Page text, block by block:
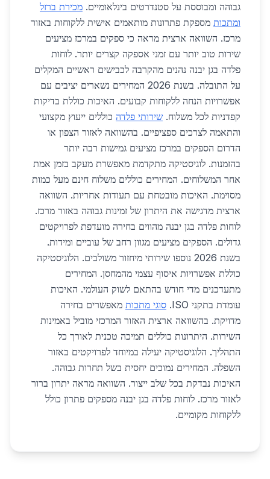
גבוהה ומבוססת על סטנדרטים בינלאומיים. מכירת ברזל
ומתכות מספקת פתרונות מותאמים אישית ללקוחות באזור
מרכז. השוואה ארצית מראה כי ספקים במרכז מציעים
שירות טוב יותר עם זמני אספקה קצרים יותר. לוחות
פלדה בגן יבנה נהנים מהקרבה לכבישים ראשיים המקלים
על התובלה. בשנת 2026 המחירים נשארים יציבים עם
אפשרויות הנחה ללקוחות קבועים. האיכות כוללת בדיקות
קפדניות לכל משלוח. שירותי פלדה כוללים ייעוץ מקצועי
והתאמה לצרכים ספציפיים. בהשוואה לאזור הצפון או
הדרום הספקים במרכז מציעים גמישות רבה יותר
בהזמנות. לוגיסטיקה מתקדמת מאפשרת מעקב בזמן אמת
אחר המשלוחים. המחירים כוללים משלוח חינם מעל כמות
מסוימת. האיכות מובטחת עם תעודות אחריות. השוואה
ארצית מדגישה את היתרון של זמינות גבוהה באזור מרכז.
לוחות פלדה בגן יבנה מהווים בחירה מועדפת לפרויקטים
גדולים. הספקים מציעים מגוון רחב של עוביים ומידות.
בשנת 2026 נוספו שירותי מיחזור משולבים. הלוגיסטיקה
כוללת אפשרויות איסוף עצמי מהמחסן. המחירים
מתעדכנים מדי חודש בהתאם לשוק העולמי. האיכות
עומדת בתקני ISO.
סוגי מתכות מאפשרים בחירה
מדויקת. בהשוואה ארצית האזור המרכזי מוביל באמינות
השירות. היתרונות כוללים תמיכה טכנית לאורך כל
התהליך. הלוגיסטיקה יעילה במיוחד לפרויקטים באזור
השפלה. המחירים נמוכים יחסית בשל תחרות גבוהה.
האיכות נבדקת בכל שלב ייצור. השוואה מראה יתרון ברור
לאזור מרכז. לוחות פלדה בגן יבנה מספקים פתרון כולל
ללקוחות מקומיים.